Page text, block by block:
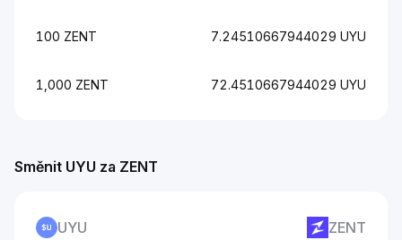
100 ZENT 7.24510667944029 UYU
1,000 ZENT 72.4510667944029 UYU
Směnit UYU za ZENT
UYU ZENT